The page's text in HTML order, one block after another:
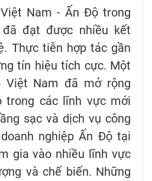
Nam - Ấn Độ trong
đạt được nhiều kết
Thực tiễn hợp tác gần
tín hiệu tích cực. Một
Việt Nam đã mở rộng
các lĩnh vực mới
sạc và dịch vụ công
nghiệp Ấn Độ tại
gia vào nhiều lĩnh vực
và chế biến. Những